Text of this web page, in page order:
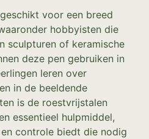
voor een breed
hobbyisten die
sculpturen of keramische
deze pen gebruiken in
leren over
in de beeldende
is de roestvrijstalen
essentieel hulpmiddel,
controle biedt die nodig